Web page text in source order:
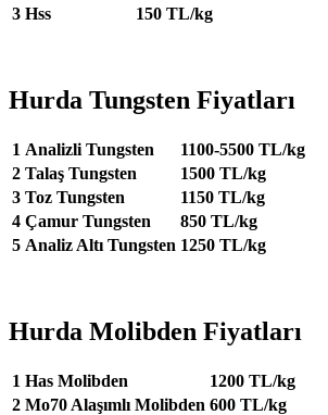
3 Hss 150 TL/kg
Hurda Tungsten Fiyatları
1 Analizli Tungsten
1100-5500 TL/kg
2 Talaş Tungsten
1500 TL/kg
3 Toz Tungsten
1150 TL/kg
4 Çamur Tungsten
850 TL/kg
5 Analiz Altı Tungsten 1250 TL/kg
Hurda Molibden Fiyatları
1 Has Molibden
1200 TL/kg
2 Mo70 Alaşımlı Molibden 600 TL/kg